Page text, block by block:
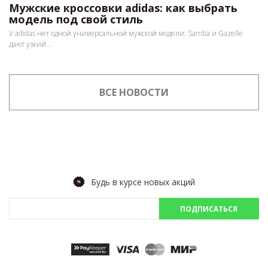
Мужские кроссовки adidas: как выбрать
модель под свой стиль
У adidas нет одной универсальной мужской модели: Samba и Gazelle
дают узкий...
ВСЕ НОВОСТИ
Будь в курсе новых акций
ПОДПИСАТЬСЯ